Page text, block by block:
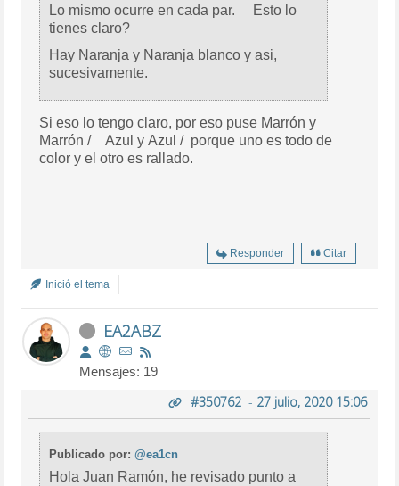
Lo mismo ocurre en cada par. Esto lo
tienes claro?
Hay Naranja y Naranja blanco y asi,
sucesivamente.
Si eso lo tengo claro, por eso puse Marrón y
Marrón / Azul y Azul / porque uno es todo de
color y el otro es rallado.
Responder Citar
Inició el tema
EA2ABZ
Mensajes: 19
#350762- 27 julio, 2020 15:06
Publicado por:@ea1cn
Hola Juan Ramón, he revisado punto a